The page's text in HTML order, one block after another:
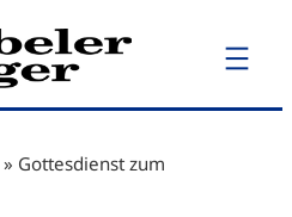
» Gottesdienst zum